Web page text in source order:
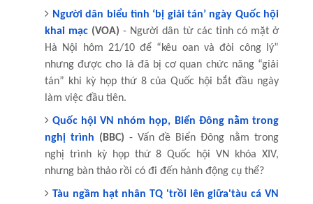
Người dân biểu tình ‘bị giải tán’ ngày Quốc hội
khai mạc (VOA) - Người dân từ các tỉnh có mặt ở
Hà Nội hôm 21/10 để “kêu oan và đòi công lý”
nhưng được cho là đã bị cơ quan chức năng “giải
tán” khi kỳ họp thứ 8 của Quốc hội bắt đầu ngày
làm việc đầu tiên.
Quốc hội VN nhóm họp, Biển Đông nằm trong
nghị trình (BBC) - Vấn đề Biển Đông nằm trong
nghị trình kỳ họp thứ 8 Quốc hội VN khóa XIV,
nhưng bàn thảo rồi có đi đến hành động cụ thể?
Tàu ngầm hạt nhân TQ 'trồi lên giữa'tàu cá VN